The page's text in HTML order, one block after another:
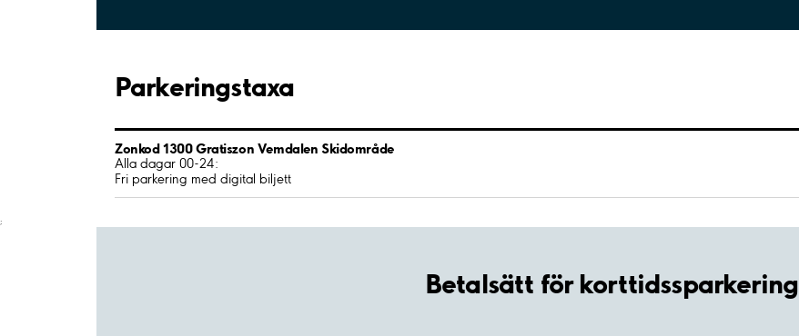
Parkeringstaxa
Zonkod 1300 Gratiszon Vemdalen Skidområde
Alla dagar 00-24:
Fri parkering med digital biljett
;
Betalsätt för korttidssparkering